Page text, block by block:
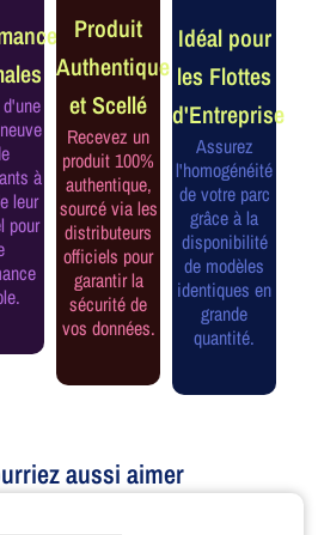
d'une
à
leur
pour
Produit
Authentique
et Scellé
Recevez un
produit 100%
authentique,
sourcé via les
distributeurs
officiels pour
garantir la
sécurité de
vos données.
Idéal pour
les Flottes
d'Entreprise
Assurez
l'homogénéité
de votre parc
grâce à la
disponibilité
de modèles
identiques en
grande
quantité.
aussi aimer